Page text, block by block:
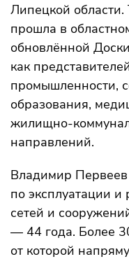
Липецкой
прошла в
обновлённой
как
промышленности,
образования,
жилищно-
направлений.
Владимир Первеев
по эксплуатации
сетей и
— 44 года. Более
от которой